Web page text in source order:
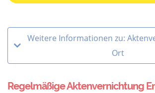
Weitere Informationen zu:
Ort
Regelmäßige Aktenvernichtung